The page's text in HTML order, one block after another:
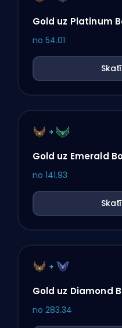
Gold uz Platinum
no 54.01
Gold uz Emerald
no 141.93
Gold uz Diamond
no 283.34